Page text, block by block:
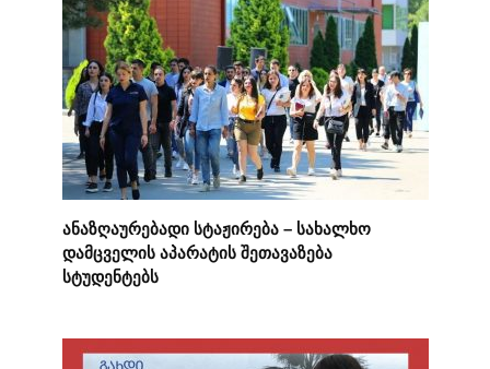
ანაზღაურებადი სტაჟირება – სახალხო
დამცველის აპარატის შეთავაზება
სტუდენტებს